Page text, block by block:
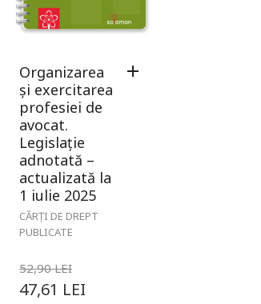
Organizarea
și exercitarea
profesiei de
avocat.
Legislație
adnotată –
actualizată la
1 iulie 2025
CĂRȚI DE DREPT
PUBLICATE
52,90LEI
47,61 LEI